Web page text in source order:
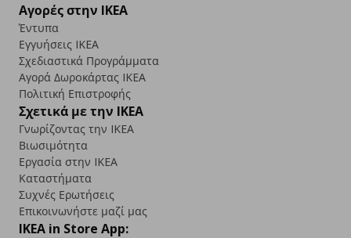
Αγορές στην IKEA
Έντυπα
Εγγυήσεις IKEA
Σχεδιαστικά Προγράμματα
Αγορά Δωρoκάρτας IKEA
Πολιτική Επιστροφής
Σχετικά με την IKEA
Γνωρίζοντας την IKEA
Βιωσιμότητα
Εργασία στην IKEA
Καταστήματα
Συχνές Ερωτήσεις
Επικοινωνήστε μαζί μας
IKEA in Store App: